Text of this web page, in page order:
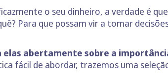
o seu dinheiro, a verdade é que
Para que possam vir a tomar
elas abertamente sobre a
fácil de abordar, trazemos uma